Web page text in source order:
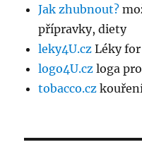
Jak zhubnout?
přípravky, diety
leky4U.cz Léky
logo4U.cz loga
tobacco.cz